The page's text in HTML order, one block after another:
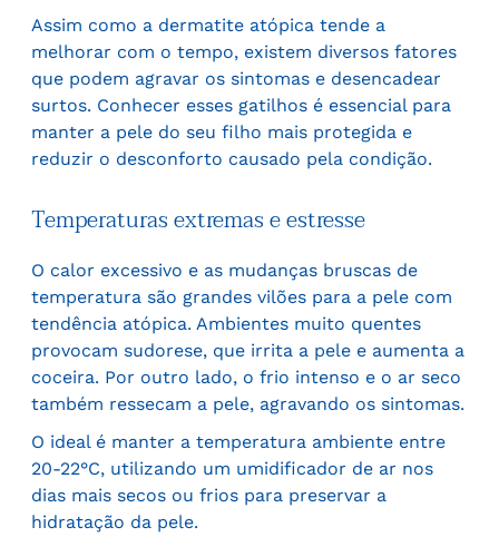
Assim como a dermatite atópica tende a
melhorar com o tempo, existem diversos fatores
que podem agravar os sintomas e desencadear
surtos. Conhecer esses gatilhos é essencial para
manter a pele do seu filho mais protegida e
reduzir o desconforto causado pela condição.
Temperaturas extremas e estresse
O calor excessivo e as mudanças bruscas de
temperatura são grandes vilões para a pele com
tendência atópica. Ambientes muito quentes
provocam sudorese, que irrita a pele e aumenta a
coceira. Por outro lado, o frio intenso e o ar seco
também ressecam a pele, agravando os sintomas.
O ideal é manter a temperatura ambiente entre
20-22°C, utilizando um umidificador de ar nos
dias mais secos ou frios para preservar a
hidratação da pele.